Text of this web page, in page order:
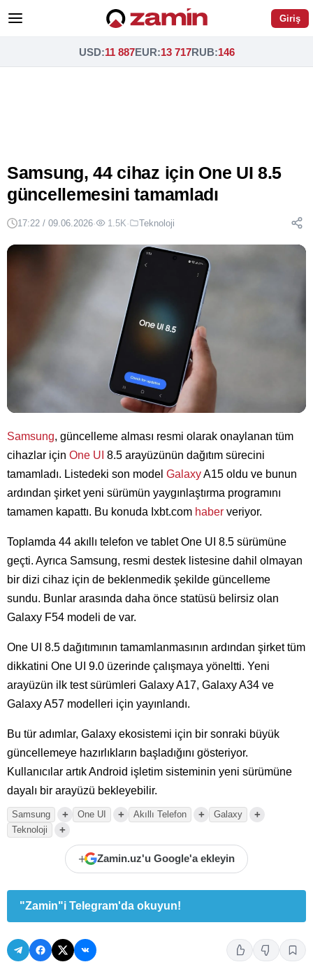
Giriş
USD:11 887EUR:13 717RUB:146
Samsung, 44 cihaz için One UI 8.5
güncellemesini tamamladı
17:22 / 09.06.2026· 1.5K· Teknoloji
Samsung, güncelleme alması resmi olarak onaylanan tüm
cihazlar için One UI 8.5 arayüzünün dağıtım sürecini
tamamladı. Listedeki son model GalaxyA15 oldu ve bunun
ardından şirket yeni sürümün yaygınlaştırma programını
tamamen kapattı. Bu konuda Ixbt.com haber veriyor.
Toplamda 44 akıllı telefon ve tablet One UI 8.5 sürümüne
geçti. Ayrıca Samsung, resmi destek listesine dahil olmayan
bir dizi cihaz için de beklenmedik şekilde güncelleme
sundu. Bunlar arasında daha önce statüsü belirsiz olan
Galaxy F54 modeli de var.
One UI 8.5 dağıtımının tamamlanmasının ardından şirket tüm
dikkatini One UI 9.0 üzerinde çalışmaya yöneltti. Yeni
arayüzün ilk test sürümleri Galaxy A17, Galaxy A34 ve
Galaxy A57 modelleri için yayınlandı.
Bu tür adımlar, Galaxy ekosistemi için bir sonraki büyük
güncellemeye hazırlıkların başladığını gösteriyor.
Kullanıcılar artık Android işletim sisteminin yeni sürümüne
dayalı bir arayüzü bekleyebilir.
Samsung + One UI + Akıllı Telefon + Galaxy +
Teknoloji +
+ Zamin.uz'u Google'a ekleyin
"Zamin"i Telegram'da okuyun!